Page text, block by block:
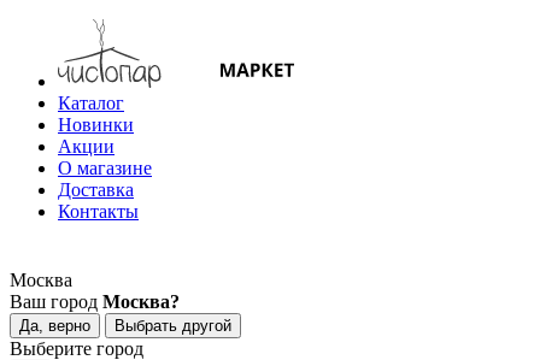
Каталог
Новинки
Акции
О магазине
Доставка
Контакты
Москва
Ваш город Москва?
Да, верно Выбрать другой
Выберите город